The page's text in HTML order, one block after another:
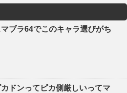
マブラ64でこのキャラ選びがち
カドンってピカ側厳しいってマ